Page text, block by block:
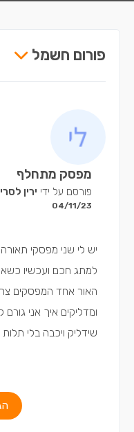
פורום חשמל
מפסק מתחלף
פורסם על ידי ירין לסרי
04/11/23
יש לי שני מפסקי
למתג חכם ועכשיו
ומדליקים איך אני
שידליק ויכבה בלי